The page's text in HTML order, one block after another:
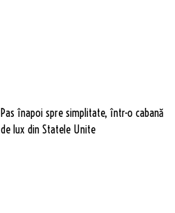
Pas înapoi spre simplitate, într-o cabană
de lux din Statele Unite